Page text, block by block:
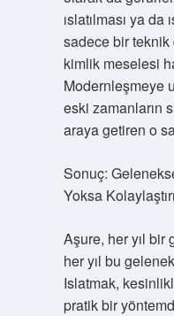
ıslatılması ya da
sadece bir teknik
kimlik meselesi
Modernleşmeye
eski zamanların
araya getiren o
Sonuç:
Yoksa
Aşure, her yıl bir
her yıl bu
Islatmak,
pratik bir